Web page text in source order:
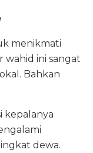
menikmati
wahid ini sangat
Bahkan
kepalanya
dewa.